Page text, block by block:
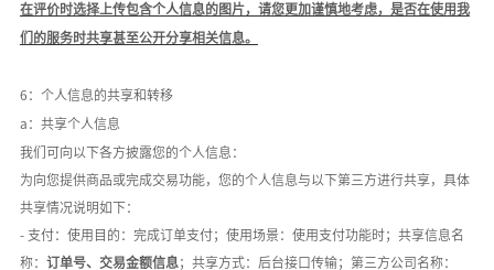
在评价时选择上传包含个人信息的图片，请您更加谨慎地考虑，是否在使用我
们的服务时共享甚至公开分享相关信息。
6：个人信息的共享和转移
a：共享个人信息
我们可向以下各方披露您的个人信息：
为向您提供商品或完成交易功能，您的个人信息与以下第三方进行共享，具体
共享情况说明如下：
- 支付：使用目的：完成订单支付；使用场景： 使用支付功能时；共享信息名
称： 订单号、交易金额信息 ；共享方式：后台接口传输；第三方公司名称：